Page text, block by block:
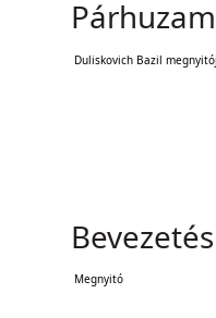
Duliskovich Bazil
Megnyitó